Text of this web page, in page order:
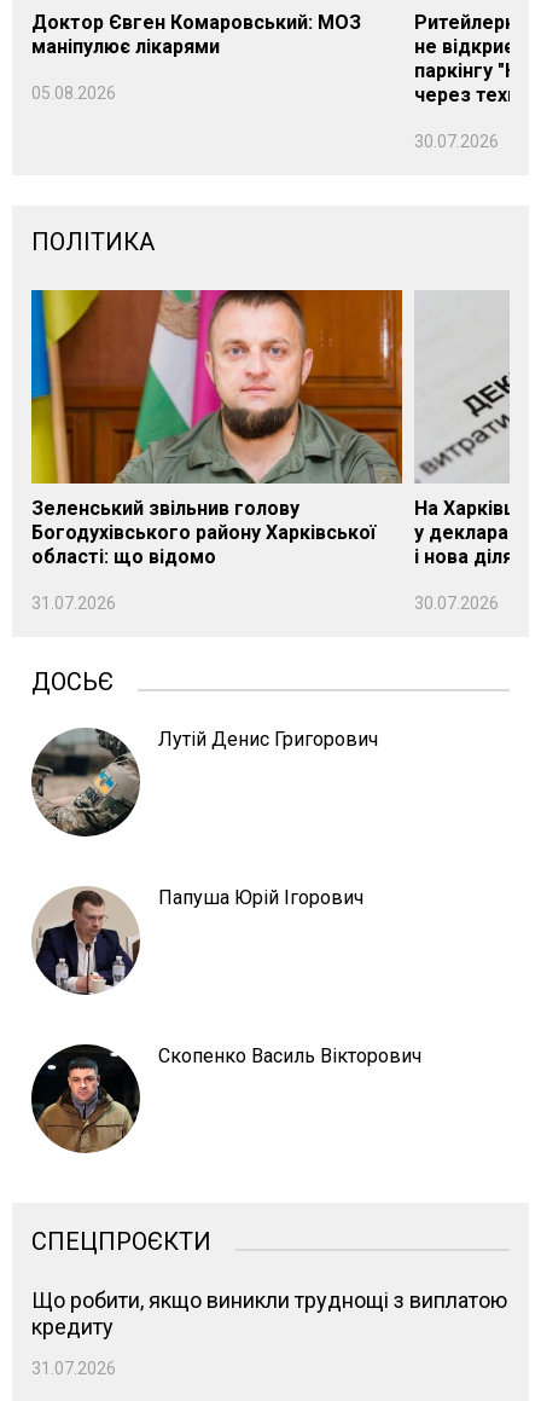
Доктор Євген Комаровський: МОЗ
маніпулює лікарями
05.08.2026
Ритейлерка
не
паркінгу
через
30.07.2026
ПОЛІТИКА
Зеленський звільнив голову
Богодухівського району Харківської
області: що відомо
31.07.2026
На
у декларації
і нова
30.07.2026
ДОСЬЄ
Лутій Денис Григорович
Папуша Юрій Ігорович
Скопенко Василь Вікторович
СПЕЦПРОЄКТИ
Що робити, якщо виникли труднощі з виплатою
кредиту
31.07.2026